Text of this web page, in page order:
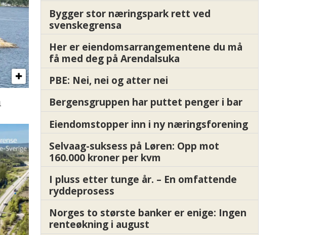
Bygger stor næringspark rett ved
svenskegrensa
Her er eiendomsarrangementene du må
få med deg på Arendalsuka
PBE: Nei, nei og atter nei
Bergensgruppen har puttet penger i bar
Eiendomstopper inn i ny næringsforening
Selvaag-suksess på Løren: Opp mot
160.000 kroner per kvm
I pluss etter tunge år. – En omfattende
ryddeprosess
Norges to største banker er enige: Ingen
renteøkning i august